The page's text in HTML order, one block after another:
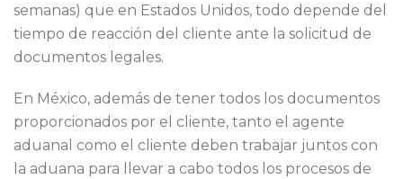
semanas) que en Estados Unidos, todo depende del
tiempo de reacción del cliente ante la solicitud de
documentos legales.
En México, además de tener todos los documentos
proporcionados por el cliente, tanto el agente
aduanal como el cliente deben trabajar juntos con
la aduana para llevar a cabo todos los procesos de